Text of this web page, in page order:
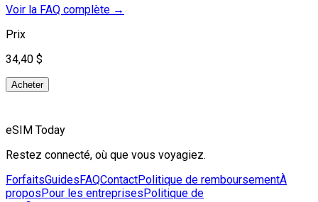
Voir la FAQ complète →
Prix
34,40 $
Acheter
eSIM Today
Restez connecté, où que vous voyagiez.
ForfaitsGuides FAQContactPolitique de remboursementÀ
propos Pour les entreprises Politique de